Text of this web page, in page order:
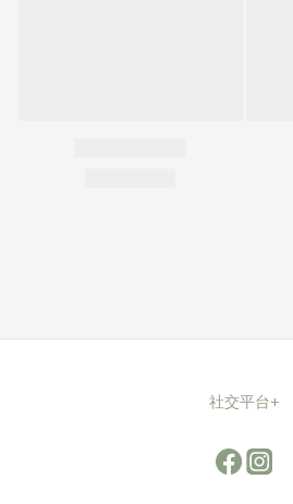
社交平台+